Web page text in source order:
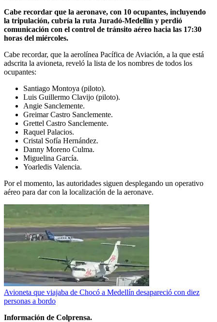
Cabe recordar que la aeronave, con 10 ocupantes, incluyendo
la tripulación, cubría la ruta Juradó-Medellín y perdió
comunicación con el control de tránsito aéreo hacia las 17:30
horas del miércoles.
Cabe recordar, que la aerolínea Pacífica de Aviación, a la que está
adscrita la avioneta, reveló la lista de los nombres de todos los
ocupantes:
Santiago Montoya (piloto).
Luis Guillermo Clavijo (piloto).
Angie Sanclemente.
Greimar Castro Sanclemente.
Grettel Castro Sanclemente.
Raquel Palacios.
Cristal Sofía Hernández.
Danny Moreno Culma.
Miguelina García.
Yoarledis Valencia.
Por el momento, las autoridades siguen desplegando un operativo
aéreo para dar con la localización de la aeronave.
Avioneta que viajaba de Chocó a Medellín desapareció con diez
personas a bordo
Información de Colprensa.